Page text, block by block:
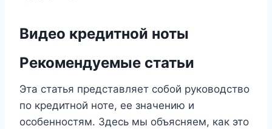
Видео кредитной ноты
Рекомендуемые статьи
Эта статья представляет собой руководство
по кредитной ноте, ее значению и
особенностям. Здесь мы объясняем, как это